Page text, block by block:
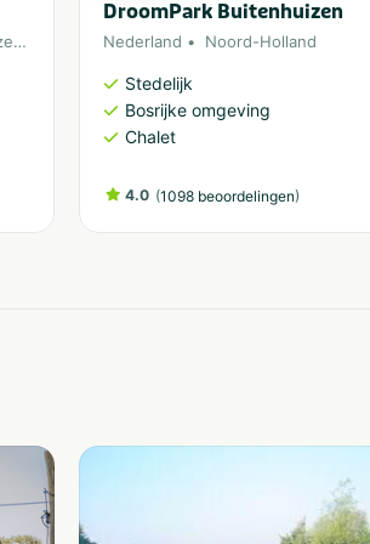
, Zandvoort
DroomPark Buitenhuizen
Nederland Noord-Holland
Stedelijk
Bosrijke omgeving
Chalet
4.0 (1098 beoordelingen)